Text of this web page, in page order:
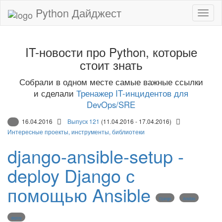
Python Дайджест
IT-новости про Python, которые
стоит знать
Собрали в одном месте самые важные ссылки
и сделали Тренажер IT-инцидентов для
DevOps/SRE
16.04.2016 Выпуск 121 (11.04.2016 - 17.04.2016)
Интересные проекты, инструменты, библиотеки
django-ansible-setup -
deploy Django с
помощью Ansible Django Ansible
deploy